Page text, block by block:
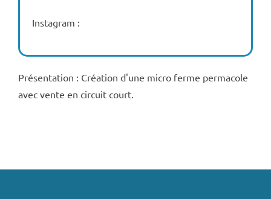
Instagram :
Présentation : Création d'une micro ferme permacole
avec vente en circuit court.